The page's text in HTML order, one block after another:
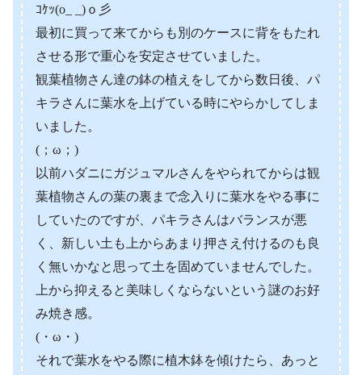
ｺｹｯ(o_ _)ｏ彡
最初に買って来てからも別のケースに背をもたれ
させる形で重心を安定させていました。
観葉植物さん達の鉢の植えをしてから数日後、パ
キラさんに葉水を上げている時にやらかしてしま
いました。
(；ω；)
以前ハダニにガジュマルさんをやられてからは観
葉植物さんの葉の裏まで念入りに葉水をやる事に
していたのですが、パキラさんはバランスが悪
く、新しい土も上からあまり押さえ付けるのも良
く無いかなと思って土を固めていませんでした。
上から抑えると美味しくならないという謎のお好
み焼き感。
(・ω・)
それで葉水をやる際に植木鉢を傾けたら、あっと